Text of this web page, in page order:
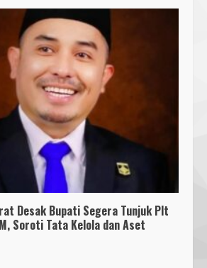
Desak Bupati Segera Tunjuk Plt
Soroti Tata Kelola dan Aset